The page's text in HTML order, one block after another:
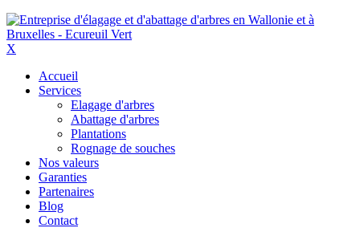
X
Accueil
Services
Elagage d'arbres
Abattage d'arbres
Plantations
Rognage de souches
Nos valeurs
Garanties
Partenaires
Blog
Contact